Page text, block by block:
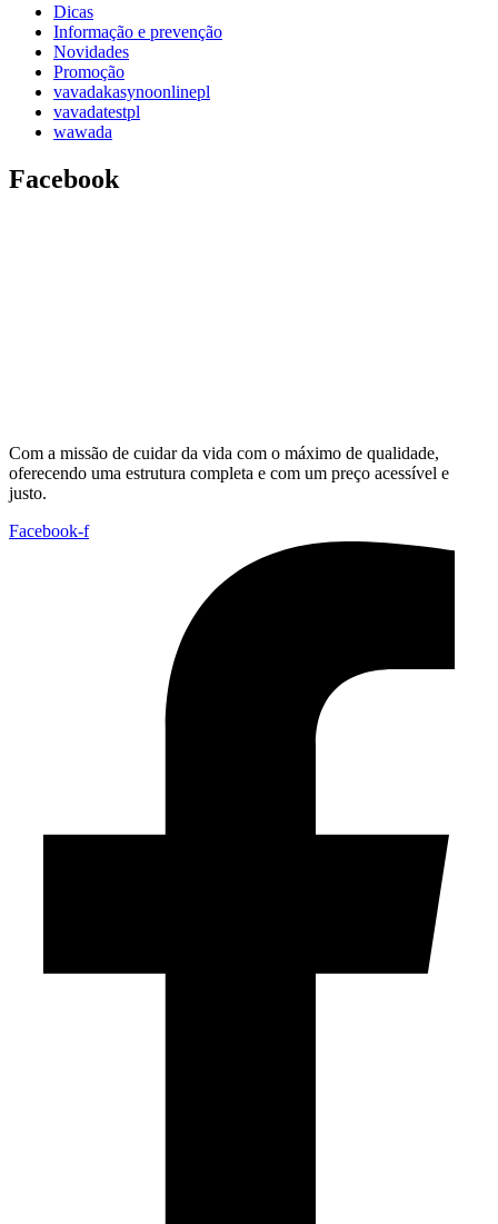
Dicas
Informação e prevenção
Novidades
Promoção
vavadakasynoonlinepl
vavadatestpl
wawada
Facebook
Com a missão de cuidar da vida com o máximo de qualidade,
oferecendo uma estrutura completa e com um preço acessível e
justo.
Facebook-f